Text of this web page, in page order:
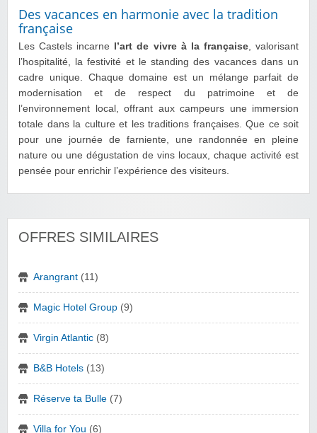
Des vacances en harmonie avec la tradition
française
Les Castels incarne l’art de vivre à la française, valorisant
l’hospitalité, la festivité et le standing des vacances dans un
cadre unique. Chaque domaine est un mélange parfait de
modernisation et de respect du patrimoine et de
l’environnement local, offrant aux campeurs une immersion
totale dans la culture et les traditions françaises. Que ce soit
pour une journée de farniente, une randonnée en pleine
nature ou une dégustation de vins locaux, chaque activité est
pensée pour enrichir l’expérience des visiteurs.
OFFRES SIMILAIRES
Arangrant (11)
Magic Hotel Group (9)
Virgin Atlantic (8)
B&B Hotels (13)
Réserve ta Bulle (7)
Villa for You (6)